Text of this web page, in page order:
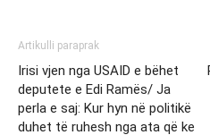
Artikulli paraprak
Irisi vjen nga USAID e bëhet
deputete e Edi Ramës/ Ja
perla e saj: Kur hyn në politikë
duhet të ruhesh nga ata që ke